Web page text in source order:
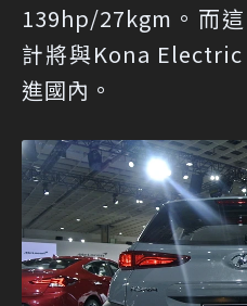
139hp/27kgm。而
計將與Kona
進國內。